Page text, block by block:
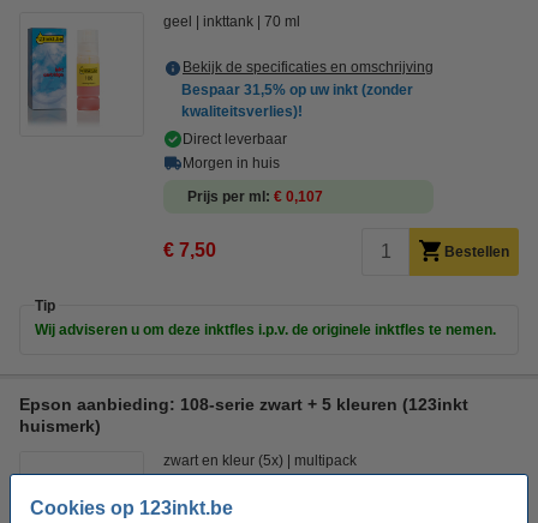
Cookies op 123inkt.be
geel inkttank 70 ml
Bekijk de specificaties en omschrijving
Bespaar 31,5% op uw inkt (zonder
kwaliteitsverlies)!
Direct leverbaar
Morgen in huis
Prijs per ml
€ 0,107
€ 7,50 Bestellen
Tip
Wij adviseren u om deze inktfles i.p.v. de originele inktfles te nemen.
Epson aanbieding: 108-serie zwart + 5 kleuren (123inkt
huismerk)
zwart en kleur (5x) multipack
Bekijk de specificaties en omschrijving